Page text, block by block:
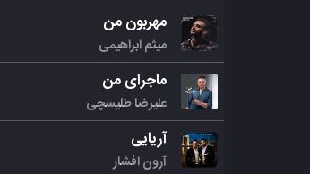
مهربون من
میثم ابراهیمی
ماجرای من
علیرضا طلیسچی
آریایی
آرون افشار